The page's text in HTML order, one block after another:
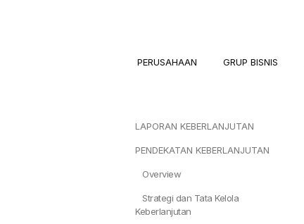
PERUSAHAAN GRUP BISNIS
LAPORAN KEBERLANJUTAN
PENDEKATAN KEBERLANJUTAN
Overview
Strategi dan Tata Kelola
Keberlanjutan